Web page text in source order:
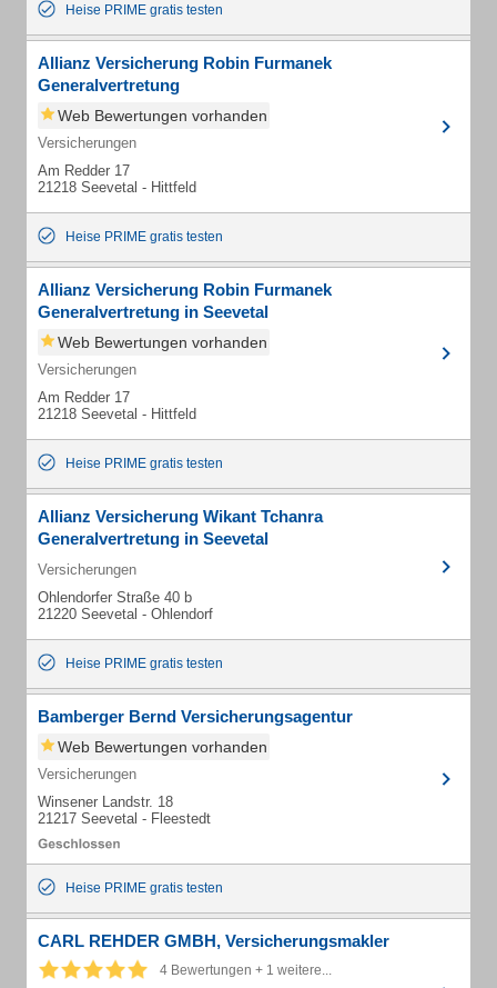
Heise PRIME gratis testen
Allianz Versicherung Robin Furmanek
Generalvertretung
Web Bewertungen vorhanden
Versicherungen
Am Redder 17
21218 Seevetal - Hittfeld
Heise PRIME gratis testen
Allianz Versicherung Robin Furmanek
Generalvertretung in Seevetal
Web Bewertungen vorhanden
Versicherungen
Am Redder 17
21218 Seevetal - Hittfeld
Heise PRIME gratis testen
Allianz Versicherung Wikant Tchanra
Generalvertretung in Seevetal
Versicherungen
Ohlendorfer Straße 40 b
21220 Seevetal - Ohlendorf
Heise PRIME gratis testen
Bamberger Bernd Versicherungsagentur
Web Bewertungen vorhanden
Versicherungen
Winsener Landstr. 18
21217 Seevetal - Fleestedt
Heise PRIME gratis testen
CARL REHDER GMBH, Versicherungsmakler
4 Bewertungen + 1 weitere...